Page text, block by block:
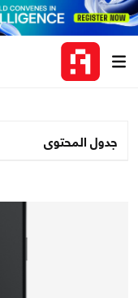
جدول المحتوى